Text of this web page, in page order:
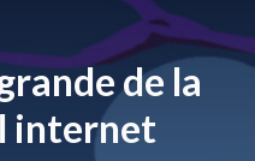
de la
internet